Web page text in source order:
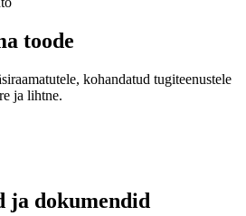
toode
kohandatud tugiteenustele
ja lihtne.
ja dokumendid